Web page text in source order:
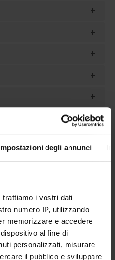
degli annunci
trattiamo i vostri dati
numero IP, utilizzando
memorizzare e accedere
al fine di
personalizzati, misurare
il pubblico e sviluppare
OFFICES
OFFICES